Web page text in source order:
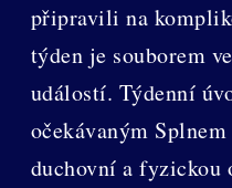
připravili na
týden je souborem
událostí. Týdenní
očekávaným
duchovní a fyzickou